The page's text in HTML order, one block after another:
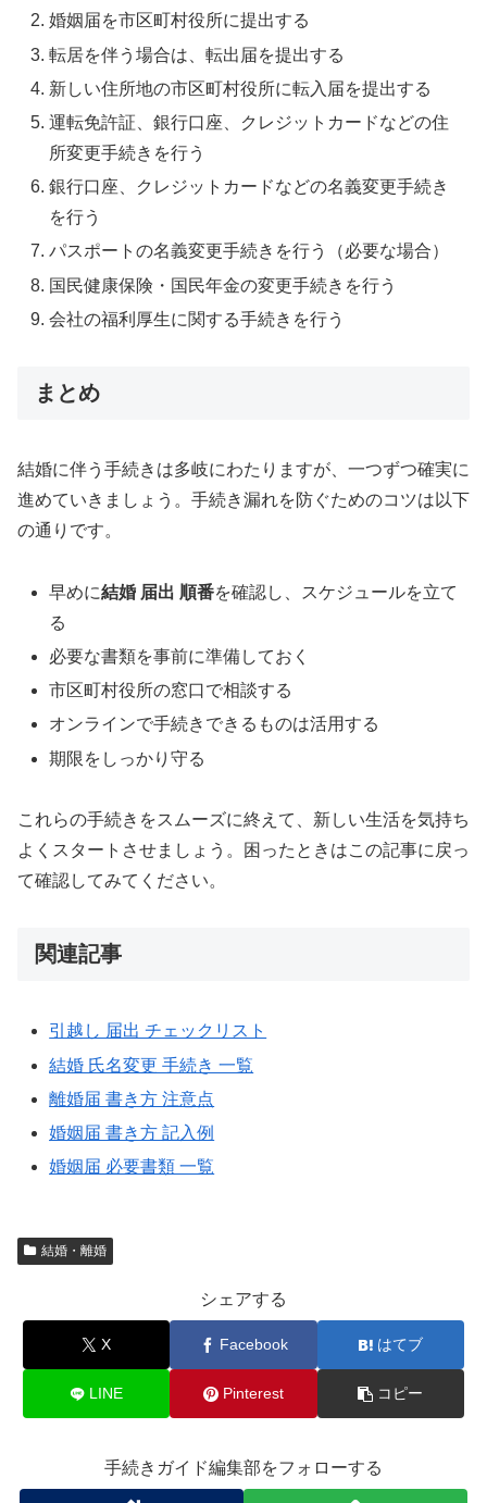
婚姻届を市区町村役所に提出する
転居を伴う場合は、転出届を提出する
新しい住所地の市区町村役所に転入届を提出する
運転免許証、銀行口座、クレジットカードなどの住
所変更手続きを行う
銀行口座、クレジットカードなどの名義変更手続き
を行う
パスポートの名義変更手続きを行う（必要な場合）
国民健康保険・国民年金の変更手続きを行う
会社の福利厚生に関する手続きを行う
まとめ
結婚に伴う手続きは多岐にわたりますが、一つずつ確実に
進めていきましょう。手続き漏れを防ぐためのコツは以下
の通りです。
早めに結婚 届出 順番を確認し、スケジュールを立て
る
必要な書類を事前に準備しておく
市区町村役所の窓口で相談する
オンラインで手続きできるものは活用する
期限をしっかり守る
これらの手続きをスムーズに終えて、新しい生活を気持ち
よくスタートさせましょう。困ったときはこの記事に戻っ
て確認してみてください。
関連記事
引越し 届出 チェックリスト
結婚 氏名変更 手続き 一覧
離婚届 書き方 注意点
婚姻届 書き方 記入例
婚姻届 必要書類 一覧
結婚・離婚
シェアする
X Facebook はてブ
LINE Pinterest コピー
手続きガイド編集部をフォローする